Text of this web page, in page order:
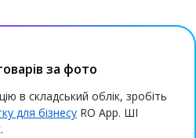
за фото
в складський облік, зробіть
для бізнесу RO App. ШІ